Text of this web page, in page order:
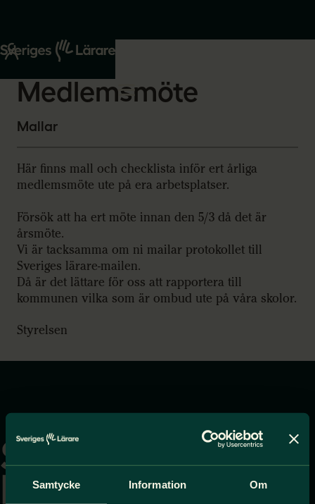
Samtycke Information Om
Start
Om oss
2026-01-25
Medlemsmöte
Mallar
Här finns mall och checklista inför ert årliga
medlemsmöte ute på era arbetsplatser.
Försök att ha ert möte innan den 5/3 då det är
årsmöte.
Vi är tacksamma om ni mailar protokollet till
Sveriges lärare-mailen.
Då är det lättare för oss att rapportera till
kommunen vilka som är ombud ute på våra skolor.
Styrelsen
Gå
startsidan